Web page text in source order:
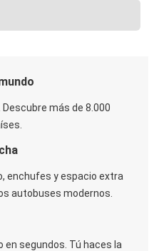
más de 8.000
enchufes y espacio extra
autobuses modernos.
en segundos. Tú haces la